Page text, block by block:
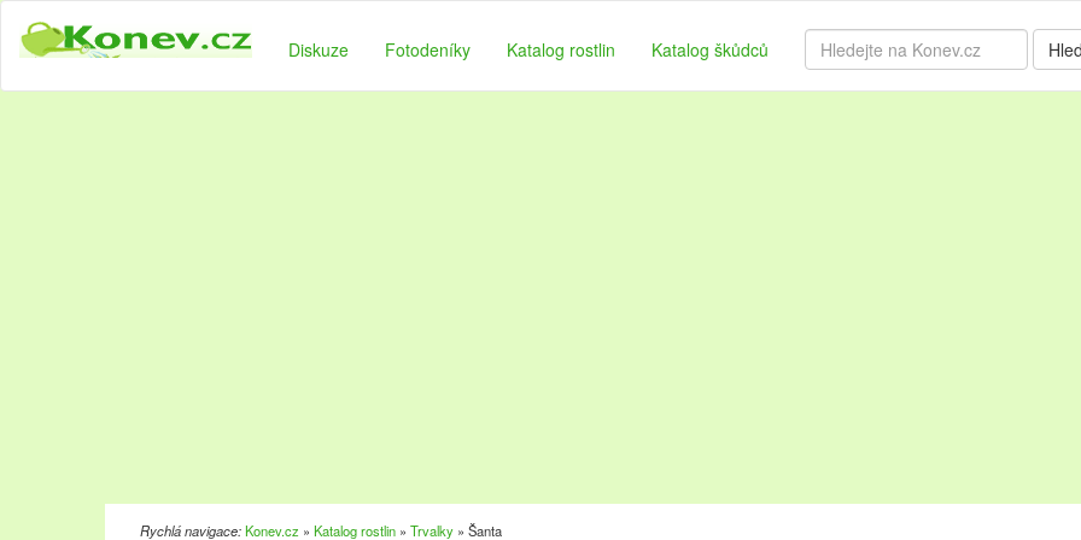
Diskuze Fotodeníky Katalog rostlin Katalog škůdců
Rychlá navigace:Konev.cz » Katalog rostlin » Trvalky » Šanta